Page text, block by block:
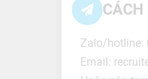
CÁCH
Zalo/hotline:
Email: